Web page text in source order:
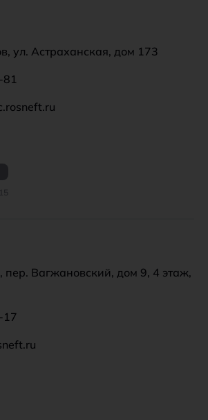
ул. Астраханская, дом 173
81
пер. Вагжановский, дом 9, 4 этаж,
17